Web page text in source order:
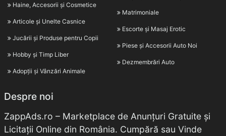
Haine, Accesorii și Cosmetice
Articole și Unelte Casnice
Jucării și Produse pentru Copii
Hobby și Timp Liber
Adopții și Vânzări Animale
Matrimoniale
Escorte și Masaj Erotic
Piese și Accesorii Auto Noi
Dezmembrări Auto
Despre noi
ZappAds.ro – Marketplace de Anunțuri Gratuite și
Licitații Online din România. Cumpără sau Vinde